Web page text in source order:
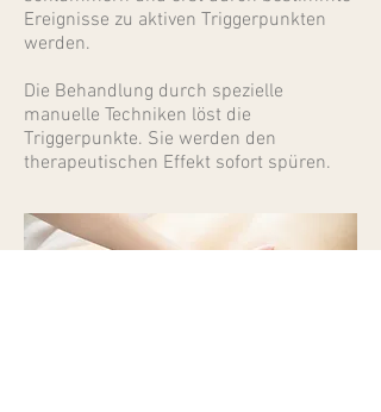
Ereignisse zu aktiven Triggerpunkten
werden.
Die Behandlung durch spezielle
manuelle Techniken löst die
Triggerpunkte. Sie werden den
therapeutischen Effekt sofort spüren.